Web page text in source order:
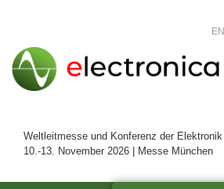
Weltleitmesse und Konferenz der Elektronik
10.-13. November 2026 | Messe München
EN